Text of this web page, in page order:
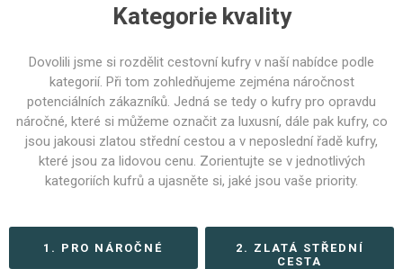
Kategorie kvality
Dovolili jsme si rozdělit cestovní kufry v naší nabídce podle
kategorií. Při tom zohledňujeme zejména náročnost
potenciálních zákazníků. Jedná se tedy o kufry pro opravdu
náročné, které si můžeme označit za luxusní, dále pak kufry, co
jsou jakousi zlatou střední cestou a v neposlední řadě kufry,
které jsou za lidovou cenu. Zorientujte se v jednotlivých
kategoriích kufrů a ujasněte si, jaké jsou vaše priority.
1. PRO NÁROČNÉ
2. ZLATÁ STŘEDNÍ
CESTA